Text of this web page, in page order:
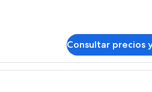
Consultar precios